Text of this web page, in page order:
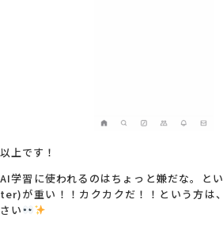
以上です！
AI学習に使われるのはちょっと嫌だな。と
ter)が重い！！カクカクだ！！という方は
さい